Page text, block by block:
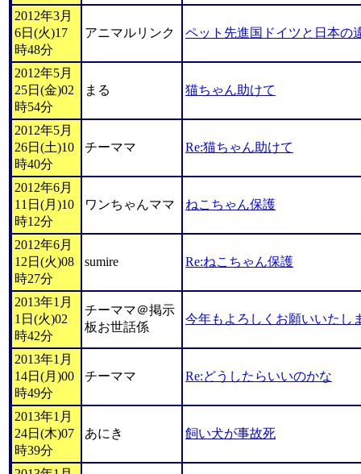
2012年3月
6日(火)17
時48分
アニマルリンク ペット先進国ドイツと日本の
2012年5月
25日(金)02
時54分
まる 猫ちゃん助けて
2012年5月
26日(土)10
時40分
チーママ Re:猫ちゃん助けて
2012年6月
11日(月)10
時12分
ワンちゃんママ ねこちゃん保護
2012年6月
12日(火)08
時27分
sumire Re:ねこちゃん保護
2013年1月
1日(火)02
時42分
チーママ＠掲示
板お世話係
今年もよろしくお願いいたし
2013年1月
14日(月)00
時49分
チーママ Re:どうしたらいいのかな
2013年1月
24日(木)07
時39分
あにき 飼い犬が事故死